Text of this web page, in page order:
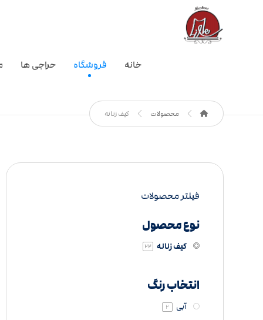
خانه فروشگاه حراجی ها
محصولات کیف زنانه
فیلتر محصولات
نوع محصول
کیف زنانه 22
انتخاب رنگ
آبی 2